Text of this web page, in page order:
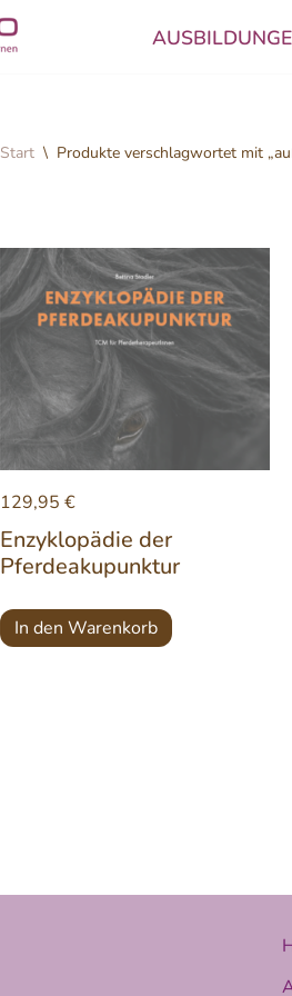
Start \ Produkte verschlagwortet mit
129,95 €
Enzyklopädie der
Pferdeakupunktur
In den Warenkorb